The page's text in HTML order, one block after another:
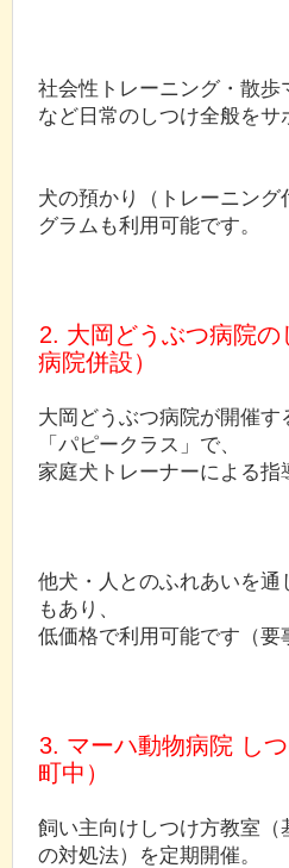
社会性トレーニング・散歩
など日常のしつけ全般をサ
犬の預かり（トレーニング
グラムも利用可能です。
2. 大岡どうぶつ病院の
病院併設）
大岡どうぶつ病院が開催
「パピークラス」で、
家庭犬トレーナーによる指
他犬・人とのふれあいを通
もあり、
低価格で利用可能です（要
3. マーハ動物病院 し
町中）
飼い主向けしつけ方教室（
の対処法）を定期開催。